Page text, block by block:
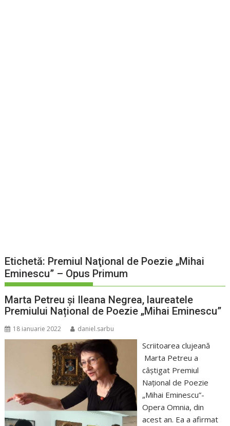
Etichetă: Premiul Naţional de Poezie „Mihai
Eminescu” – Opus Primum
Marta Petreu și Ileana Negrea, laureatele
Premiului Național de Poezie „Mihai Eminescu”
18 ianuarie 2022 daniel.sarbu
Scriitoarea clujeană
Marta Petreu a
câştigat Premiul
Naţional de Poezie
„Mihai Eminescu”-
Opera Omnia, din
acest an. Ea a afirmat